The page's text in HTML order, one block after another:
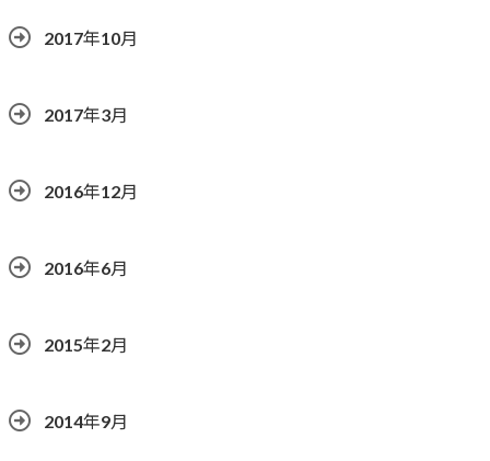
2017年10月
2017年3月
2016年12月
2016年6月
2015年2月
2014年9月